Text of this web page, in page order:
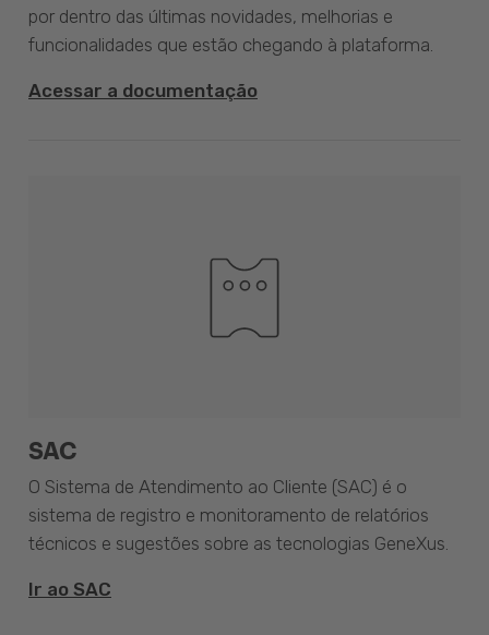
por dentro das últimas novidades, melhorias e
funcionalidades que estão chegando à plataforma.
Acessar a documentação
SAC
O Sistema de Atendimento ao Cliente (SAC) é o
sistema de registro e monitoramento de relatórios
técnicos e sugestões sobre as tecnologias GeneXus.
Ir ao SAC